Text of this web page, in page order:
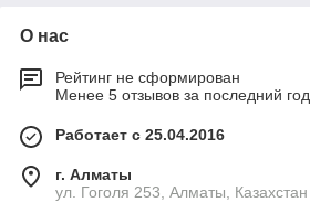
О нас
Рейтинг не сформирован
Менее 5 отзывов за последний год
Работает с 25.04.2016
г. Алматы
ул. Гоголя 253, Алматы, Казахстан